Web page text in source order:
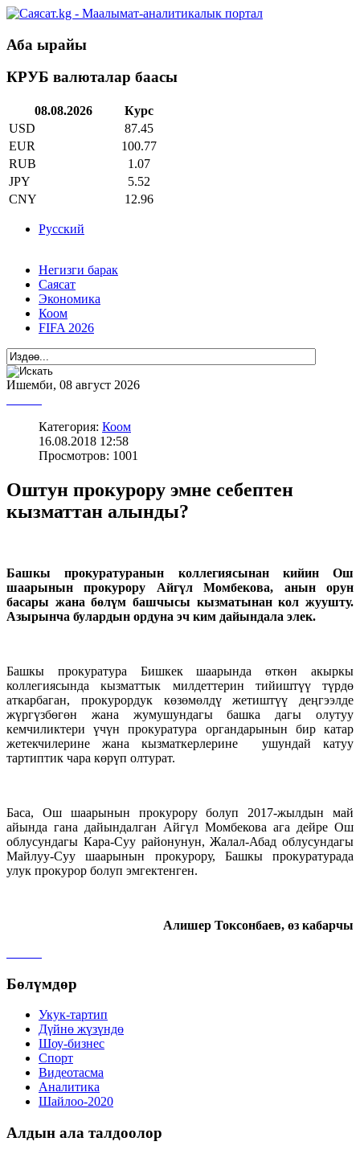
Аба ырайы
КРУБ валюталар баасы
08.08.2026
Курс
USD
87.45
EUR
100.77
RUB
1.07
JPY
5.52
CNY
12.96
Русский
Негизги барак
Саясат
Экономика
Коом
FIFA 2026
Ишемби, 08 август 2026
Категория: Коом
16.08.2018 12:58
Просмотров: 1001
Оштун прокурору эмне себептен
кызматтан алынды?
Башкы прокуратуранын коллегиясынан кийин Ош
шаарынын прокурору Айгүл Момбекова, анын орун
басары жана бөлүм башчысы кызматынан кол жуушту.
Азырынча булардын ордуна эч ким дайындала элек.
Башкы прокуратура Бишкек шаарында өткөн акыркы
коллегиясында кызматтык милдеттерин тийиштүү түрдө
аткарбаган, прокурордук көзөмөлдү жетиштүү деңгээлде
жүргүзбөгөн жана жумушундагы башка дагы олутуу
кемчиликтери үчүн прокуратура органдарынын бир катар
жетекчилерине жана кызматкерлерине ушундай катуу
тартиптик чара көрүп олтурат.
Баса, Ош шаарынын прокурору болуп 2017-жылдын май
айында гана дайындалган Айгүл Момбекова ага дейре Ош
облусундагы Кара-Суу районунун, Жалал-Абад облусундагы
Майлуу-Суу шаарынын прокурору, Башкы прокуратурада
улук прокурор болуп эмгектенген.
Алишер Токсонбаев, өз кабарчы
Бөлүмдөр
Укук-тартип
Дγйнө жүзүндө
Шоу-бизнес
Спорт
Видеотасма
Аналитика
Шайлоо-2020
Алдын ала талдоолор